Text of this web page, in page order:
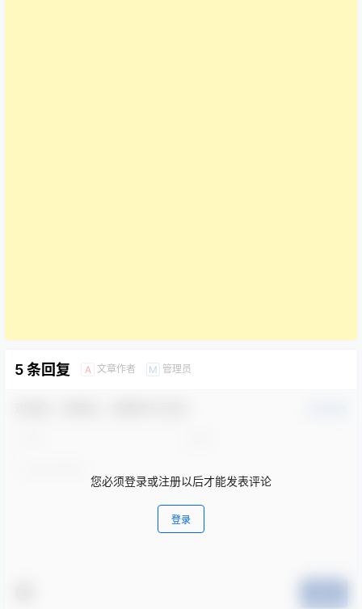
5 条回复 A 文章作者 M 管理员
您必须登录或注册以后才能发表评论
登录